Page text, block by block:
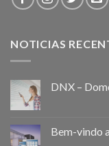
NOTICIAS
DNX –
Bem-vindo